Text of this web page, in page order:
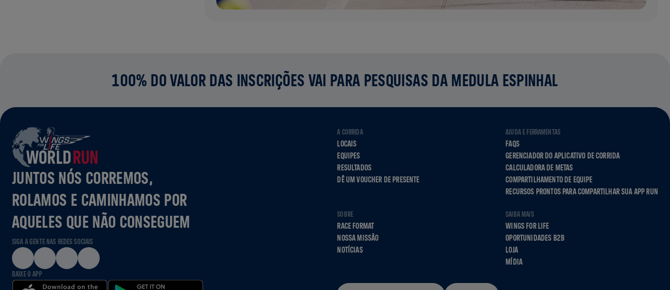
100% DO VALOR DAS INSCRIÇÕES VAI PARA PESQUISAS DA MEDULA ESPINHAL
JUNTOS NÓS CORREMOS,
ROLAMOS E CAMINHAMOS POR
AQUELES QUE NÃO CONSEGUEM
SIGA A GENTE NAS REDES SOCIAIS
BAIXE O APP
A CORRIDA
LOCAIS
EQUIPES
RESULTADOS
DÊ UM VOUCHER DE PRESENTE
AJUDA E FERRAMENTAS
FAQS
GERENCIADOR DO APLICATIVO DE CORRIDA
CALCULADORA DE METAS
COMPARTILHAMENTO DE EQUIPE
RECURSOS PRONTOS PARA COMPARTILHAR SUA APP RUN
SOBRE
RACE FORMAT
NOSSA MISSÃO
NOTÍCIAS
SAIBA MAIS
WINGS FOR LIFE
OPORTUNIDADES B2B
LOJA
MÍDIA